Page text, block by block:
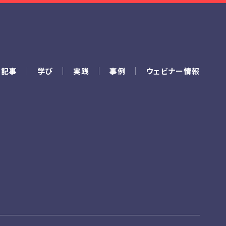
事 学び 実践 事例 ウェビナー情報